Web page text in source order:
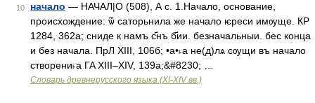
10 начало — НАЧАЛ|О (508), А с. 1.Начало, основание,
происхождение: ѿ саторьнила же начало ѥреси имѹще. КР
1284, 362а; сниде к намъ с҃нъ б҃ии. безначальныи. бес конца
и без начала. ПрЛ XIII, 106б; •а•˫а не(д)лѧ сѹщи въ начало
створени˫а ΓΑ XIII–XIV, 139а;&#8230; …
Словарь древнерусского языка (XI-XIV вв.)